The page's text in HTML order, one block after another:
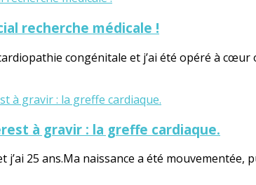
recherche médicale !
congénitale et j’ai été opéré à
à gravir : la greffe cardiaque.
j’ai 25 ans.Ma naissance a été mouvementée,